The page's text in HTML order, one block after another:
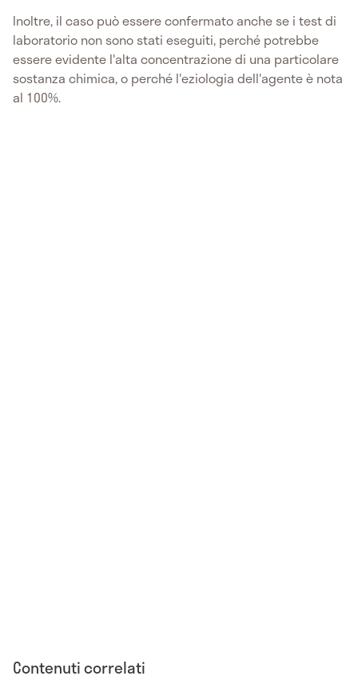
Inoltre, il caso può essere confermato anche se i test di
laboratorio non sono stati eseguiti, perché potrebbe
essere evidente l'alta concentrazione di una particolare
sostanza chimica, o perché l'eziologia dell'agente è nota
al 100%.
Contenuti correlati